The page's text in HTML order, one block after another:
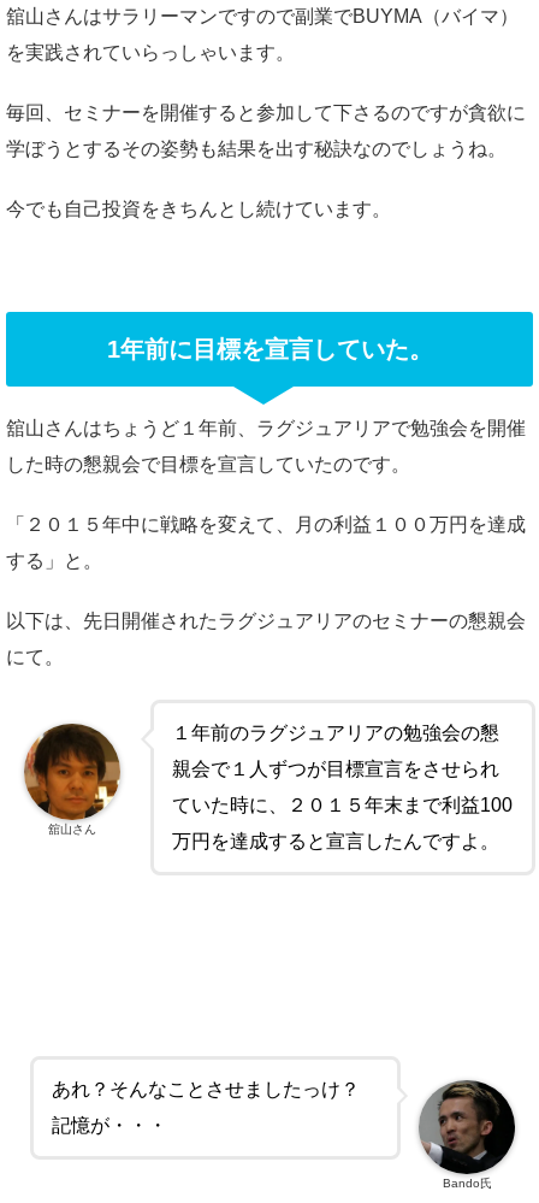
舘山さんはサラリーマンですので副業でBUYMA（バイマ）
を実践されていらっしゃいます。
毎回、セミナーを開催すると参加して下さるのですが貪欲に
学ぼうとするその姿勢も結果を出す秘訣なのでしょうね。
今でも自己投資をきちんとし続けています。
1年前に目標を宣言していた。
舘山さんはちょうど１年前、ラグジュアリアで勉強会を開催
した時の懇親会で目標を宣言していたのです。
「２０１５年中に戦略を変えて、月の利益１００万円を達成
する」と。
以下は、先日開催されたラグジュアリアのセミナーの懇親会
にて。
１年前のラグジュアリアの勉強会の懇
親会で１人ずつが目標宣言をさせられ
ていた時に、２０１５年末まで利益100
万円を達成すると宣言したんですよ。
舘山さん
あれ？そんなことさせましたっけ？
記憶が・・・
Bando氏